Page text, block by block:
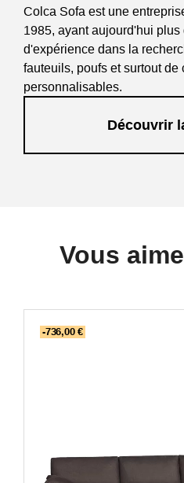
Colca Sofa est une
1985, ayant aujourd'hui plus
d'expérience dans la
fauteuils, poufs et surtout de
personnalisables.
La société est basée en
centaines de sofas par jour
m².
Découvrir
Vous
-736,00 €